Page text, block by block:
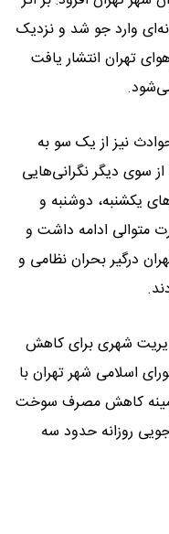
تن گاز گلخانه‌ای وارد جو شد و نزدیک
هوای تهران انتشار یافت
نیز از یک سو به
سوی دیگر نگرانی‌هایی
یکشنبه، دوشنبه و
متوالی ادامه داشت و
درگیر بحران نظامی و
شهری برای کاهش
اسلامی شهر تهران با
زمینه کاهش مصرف سوخت
روزانه حدود سه